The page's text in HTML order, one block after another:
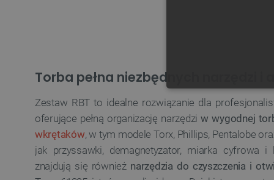
Torba pełna niezbędnych narzędzi i
Zestaw RBT to idealne rozwiązanie dla
oferujące pełną organizację narzędziw wygodnej
wkrętaków, w tym modele Torx, Phillips, Pentalobe
jak przyssawki, demagnetyzator, miarka cyfrowa i
znajdują się również narzędzia do czyszczenia i
Niezbędne pliki cookie